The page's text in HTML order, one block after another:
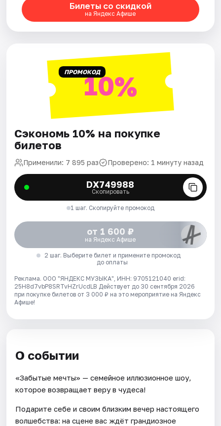
Билеты со скидкой
на Яндекс Афише
ПРОМОКОД10%
Сэкономь 10% на покупке
билетов
Применили: 7 895 раз Проверено: 1 минуту назад
DX749988
Скопировать
1 шаг. Скопируйте промокод
от 1 600 ₽
на Яндекс Афише
2 шаг. Выберите билет и примените промокод
до оплаты
Реклама. ООО "ЯНДЕКС МУЗЫКА", ИНН: 9705121040 erid:
25H8d7vbP8SRTvHZrUcdLB Действует до 30 сентября 2026
при покупке билетов от 3 000 ₽ на это мероприятие на Яндекс
Афише!
О событии
«Забытые мечты» — семейное иллюзионное шоу,
которое возвращает веру в чудеса!
Подарите себе и своим близким вечер настоящего
волшебства: на сцене вас ждёт грандиозное